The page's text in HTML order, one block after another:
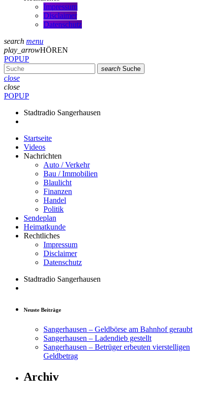
Impressum
Disclaimer
Datenschutz
search menu
play_arrowHÖREN
POPUP
search Suche
close
close
POPUP
Stadtradio Sangerhausen
Startseite
Videos
Nachrichten
Auto / Verkehr
Bau / Immobilien
Blaulicht
Finanzen
Handel
Politik
Sendeplan
Heimatkunde
Rechtliches
Impressum
Disclaimer
Datenschutz
Stadtradio Sangerhausen
Neuste Beiträge
Sangerhausen – Geldbörse am Bahnhof geraubt
Sangerhausen – Ladendieb gestellt
Sangerhausen – Betrüger erbeuten vierstelligen
Geldbetrag
Archiv